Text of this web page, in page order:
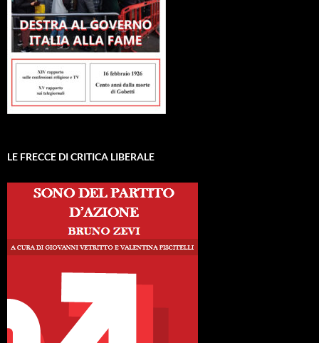
LE FRECCE DI CRITICA LIBERALE